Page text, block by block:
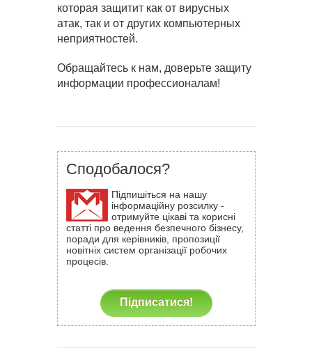
которая защитит как от вирусных
атак, так и от других компьютерных
неприятностей.
Обращайтесь к нам, доверьте защиту
информации профессионалам!
Сподобалося?
Підпишіться на нашу
інформаційну розсилку -
отримуйте цікаві та корисні
статті про ведення безпечного бізнесу,
поради для керівників, пропозиції
новітніх систем організації робочих
процесів.
Підписатися!